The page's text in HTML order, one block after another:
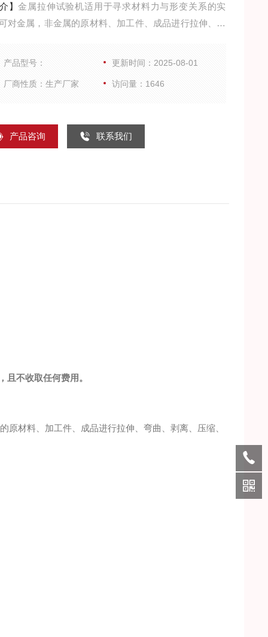
】金属拉伸试验机适用于寻求材料力与形变关系的实
对金属，非金属的原材料、加工件、成品进行拉伸、弯
产品型号： 更新时间：2025-08-01
厂商性质：生产厂家 访问量：1646
产品咨询 联系我们
不收取任何费用。
材料、加工件、成品进行拉伸、弯曲、剥离、压缩、